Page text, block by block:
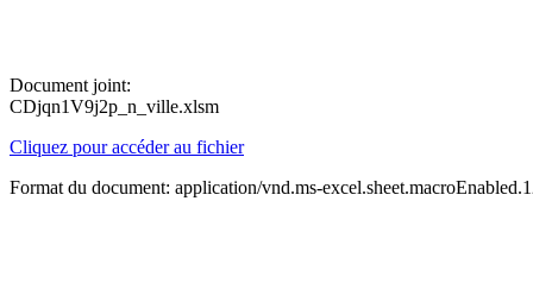
Document joint:
CDjqn1V9j2p_n_ville.xlsm
Cliquez pour accéder au fichier
Format du document: application/vnd.ms-